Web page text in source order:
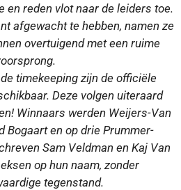
en reden vlot naar de leiders toe.
afgewacht te hebben, namen ze
overtuigend met een ruime
timekeeping zijn de officiële
Deze volgen uiteraard
Winnaars werden Weijers-Van
Bogaart en op drie Prummer-
Sam Veldman en Kaj Van
op hun naam, zonder
tegenstand.